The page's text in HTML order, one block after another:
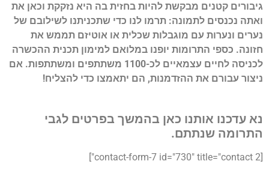
גיבורים קטנים מבקשת להיות בחזית בה היא נזקקת וכאן את
ואתה נכנסים לתמונה: תרמו לנו כדי שתכניתנו לשילובם של
נערים ונערות עם מוגבלות שכלית או אוטיזם תממש את
חזונה. כספי התרומות יופנו במלואם למימון תכנית ההכשרה
לכניסה לחיים עצמאיים לכ-1100 משתתפים ומשתתפות. אם
ניצור עבורם את ההזדמנות, הם יתאמצו כדי להצליח!
נא עדכנו אותנו כאן בהמשך בפרטים לגבי
התרומה שנתתם.
[contact-form-7 id="730" title="contact 2"]